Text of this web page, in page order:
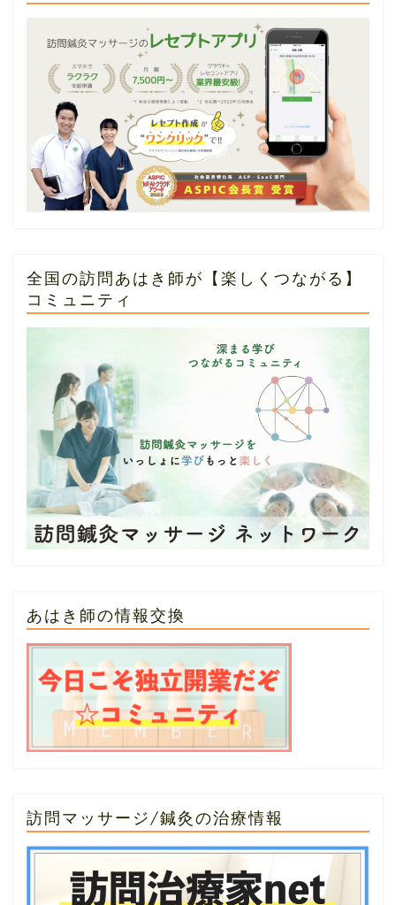
全国の訪問あはき師が【楽しくつながる】
コミュニティ
あはき師の情報交換
訪問マッサージ/鍼灸の治療情報